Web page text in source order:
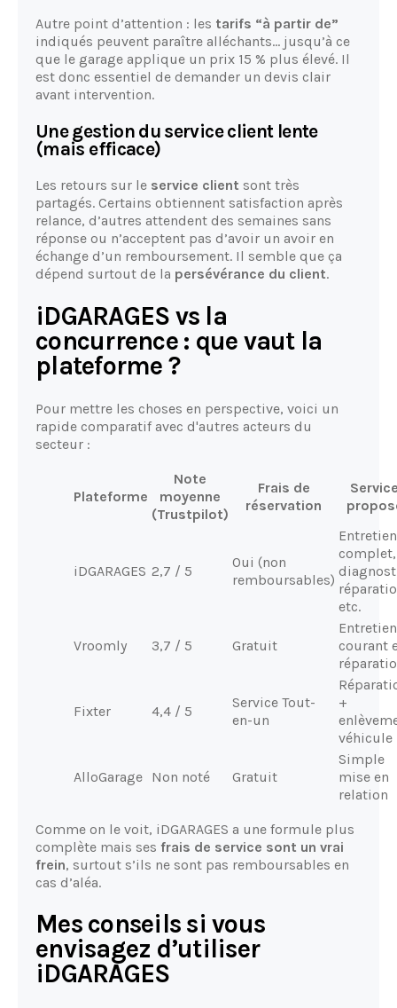
Autre point d’attention : les tarifs “à partir de”
indiqués peuvent paraître alléchants… jusqu’à ce
que le garage applique un prix 15 % plus élevé. Il
est donc essentiel de demander un devis clair
avant intervention.
Une gestion du service client lente
(mais efficace)
Les retours sur le service client sont très
partagés. Certains obtiennent satisfaction après
relance, d’autres attendent des semaines sans
réponse ou n’acceptent pas d’avoir un avoir en
échange d’un remboursement. Il semble que ça
dépend surtout de la persévérance du client.
iDGARAGES vs la
concurrence : que vaut la
plateforme ?
Pour mettre les choses en perspective, voici un
rapide comparatif avec d'autres acteurs du
secteur :
Plateforme
Note
moyenne
(Trustpilot)
Frais de
réservation
iDGARAGES 2,7 / 5
Oui (non
remboursables)
Entretien
complet,
etc.
Vroomly 3,7 / 5 Gratuit
Entretien
courant
Fixter 4,4 / 5
Service Tout-
en-un
+
véhicule
AlloGarage Non noté Gratuit
Simple
mise en
relation
Comme on le voit, iDGARAGES a une formule plus
complète mais ses frais de service sont un vrai
frein, surtout s’ils ne sont pas remboursables en
cas d’aléa.
Mes conseils si vous
envisagez d’utiliser
iDGARAGES